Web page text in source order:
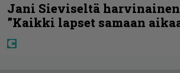
Jani Sieviseltä
”Kaikki lapset samaan